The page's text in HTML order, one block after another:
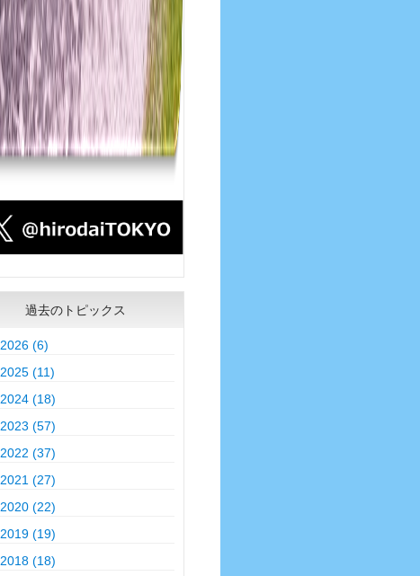
過去のトピックス
2026 (6)
2025 (11)
2024 (18)
2023 (57)
2022 (37)
2021 (27)
2020 (22)
2019 (19)
2018 (18)